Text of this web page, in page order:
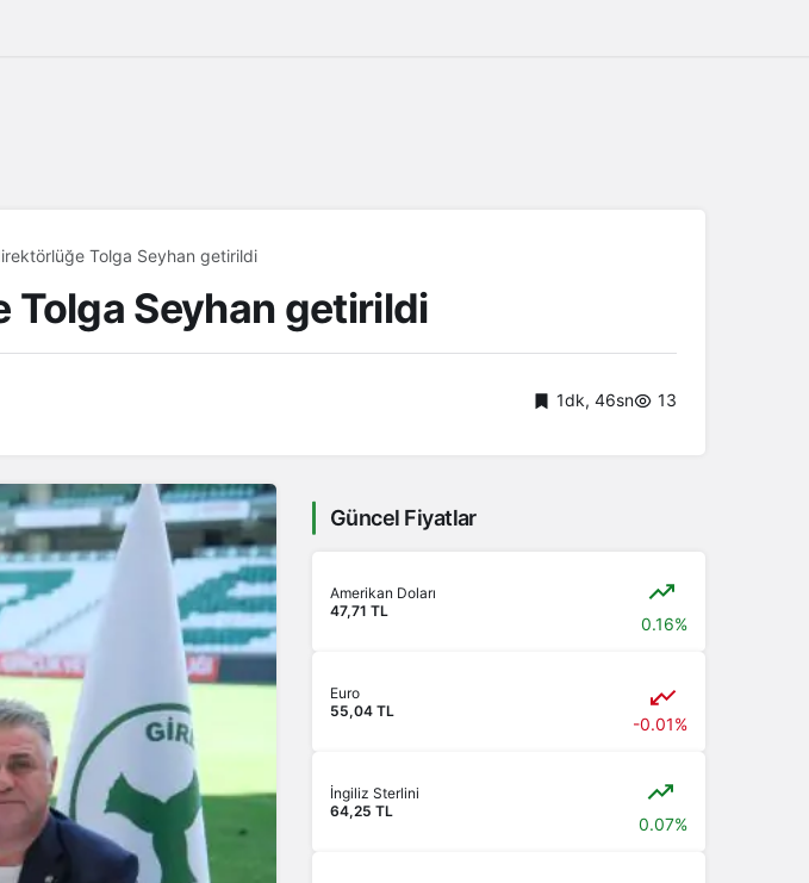
Tolga Seyhan getirildi
Seyhan getirildi
1dk, 46sn 13
Güncel Fiyatlar
Amerikan Doları
47,71 TL
0.16%
Euro
55,04 TL
-0.01%
İngiliz Sterlini
64,25 TL
0.07%